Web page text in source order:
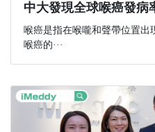
喉癌是指在喉嚨和聲帶位置出
喉癌的···